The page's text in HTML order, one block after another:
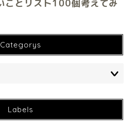
Categorys
Labels